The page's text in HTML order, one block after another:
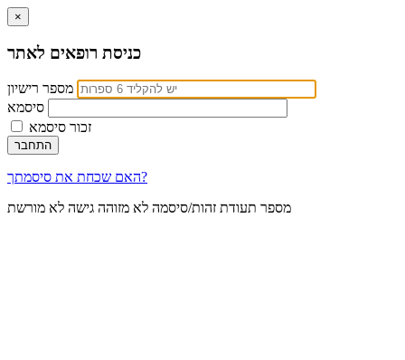
×
כניסת רופאים לאתר
זכור סיסמא
האם שכחת את סיסמתך?
מספר תעודת זהות/סיסמה לא מזוהה גישה לא מורשת